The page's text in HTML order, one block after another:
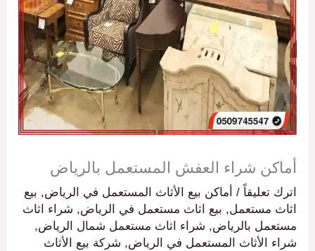
أماكن شراء العفش المستعمل بالرياض
اترك تعليقاً / أماكن بيع الأثاث المستعمل في الرياض, بيع
اثاث مستعمل, بيع اثاث مستعمل في الرياض, شراء اثاث
مستعمل بالرياض, شراء اثاث مستعمل شمال الرياض,
شراء الأثاث المستعمل في الرياض, شركة بيع الأثاث